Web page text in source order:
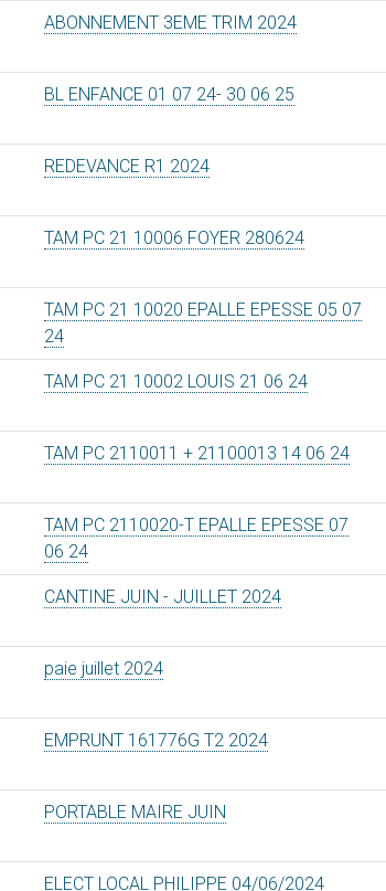
ABONNEMENT 3EME TRIM 2024
BL ENFANCE 01 07 24- 30 06 25
REDEVANCE R1 2024
TAM PC 21 10006 FOYER 280624
TAM PC 21 10020 EPALLE EPESSE 05 07
24
TAM PC 21 10002 LOUIS 21 06 24
TAM PC 2110011 + 21100013 14 06 24
TAM PC 2110020-T EPALLE EPESSE 07
06 24
CANTINE JUIN - JUILLET 2024
paie juillet 2024
EMPRUNT 161776G T2 2024
PORTABLE MAIRE JUIN
ELECT LOCAL PHILIPPE 04/06/2024